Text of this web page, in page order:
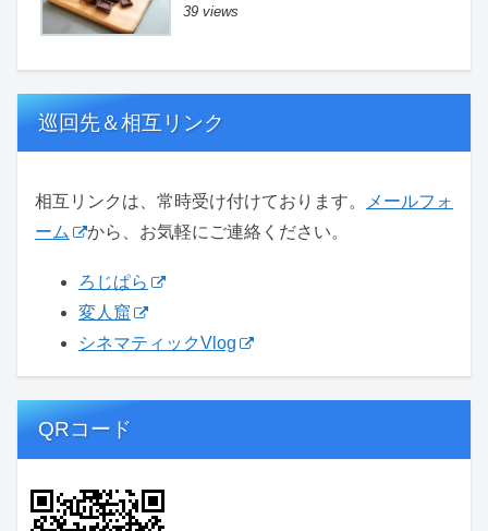
39 views
巡回先＆相互リンク
相互リンクは、常時受け付けております。
メールフォ
ーム
から、お気軽にご連絡ください。
ろじぱら
変人窟
シネマティックVlog
QRコード